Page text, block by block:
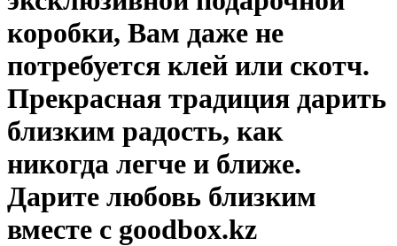
коробки, Вам даже не
потребуется клей или скотч.
Прекрасная традиция дарить
близким радость, как
никогда легче и ближе.
Дарите любовь близким
вместе с goodbox.kz